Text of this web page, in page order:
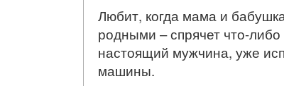
Любит, когда мама и
родными – спрячет что-
настоящий мужчина, уже
машины.